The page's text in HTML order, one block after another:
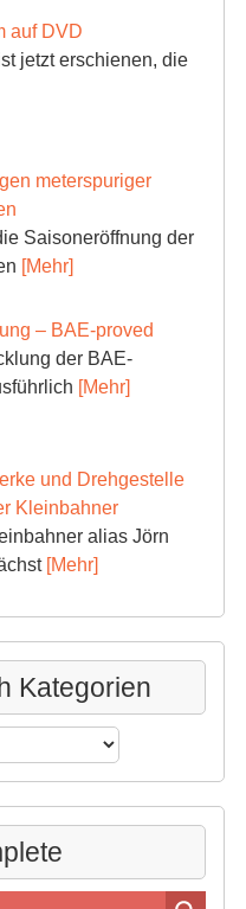
auf DVD
jetzt erschienen, die
meterspuriger
Saisoneröffnung der
[Mehr]
– BAE-proved
der BAE-
[Mehr]
und Drehgestelle
Kleinbahner
alias Jörn
[Mehr]
Kategorien